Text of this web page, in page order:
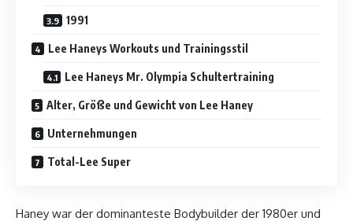
1991
Lee Haneys Workouts und Trainingsstil
Lee Haneys Mr. Olympia Schultertraining
Alter, Größe und Gewicht von Lee Haney
Unternehmungen
Total-Lee Super
Haney war der dominanteste Bodybuilder der 1980er und